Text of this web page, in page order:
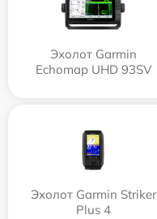
Эхолот Garmin
Echomap UHD 93SV
Эхолот Garmin Striker
Plus 4